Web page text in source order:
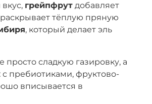
грейпфрут добавляет
раскрывает тёплую пряную
, который делает эль
просто сладкую газировку, а
пребиотиками, фруктово-
вписывается в